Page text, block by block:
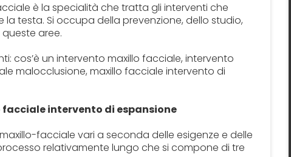
è la specialità che tratta gli interventi che
la testa. Si occupa della prevenzione, dello studio,
aree.
cos’è un intervento maxillo facciale, intervento
malocclusione, maxillo facciale intervento di
intervento di espansione
facciale vari a seconda delle esigenze e delle
relativamente lungo che si compone di tre